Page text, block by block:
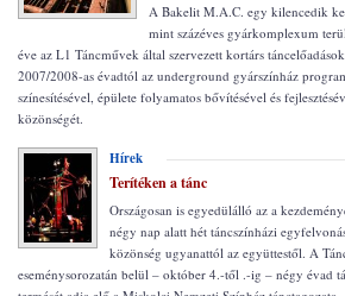
A Bakelit M.A.C. egy kilencedik
mint százéves gyárkomplexum
éve az L1 Táncművek által szervezett kortárs
2007/2008-as évadtól az underground gyárszínház
színesítésével, épülete folyamatos bővítésével és
közönségét.
Hírek
Terítéken a tánc
Országosan is egyedülálló az a
négy nap alatt hét táncszínházi
közönség ugyanattól az együttestől. A
eseménysorozatán belül – október 4.-től .-ig – négy évad